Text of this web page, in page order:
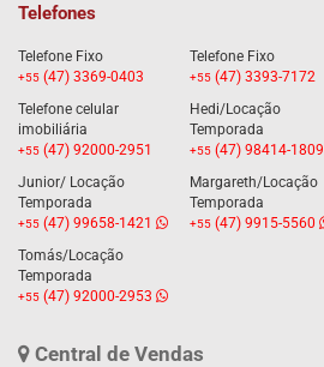
Telefones
Telefone Fixo
+55 (47) 3369-0403
Telefone Fixo
+55(47) 3393-7172
Telefone celular
imobiliária
+55 (47) 92000-2951
Hedi/Locação
Temporada
+55(47) 98414-1809
Junior/ Locação
Temporada
+55 (47) 99658-1421
Margareth/Locação
Temporada
+55(47) 9915-5560
Tomás/Locação
Temporada
+55 (47) 92000-2953
Central de Vendas